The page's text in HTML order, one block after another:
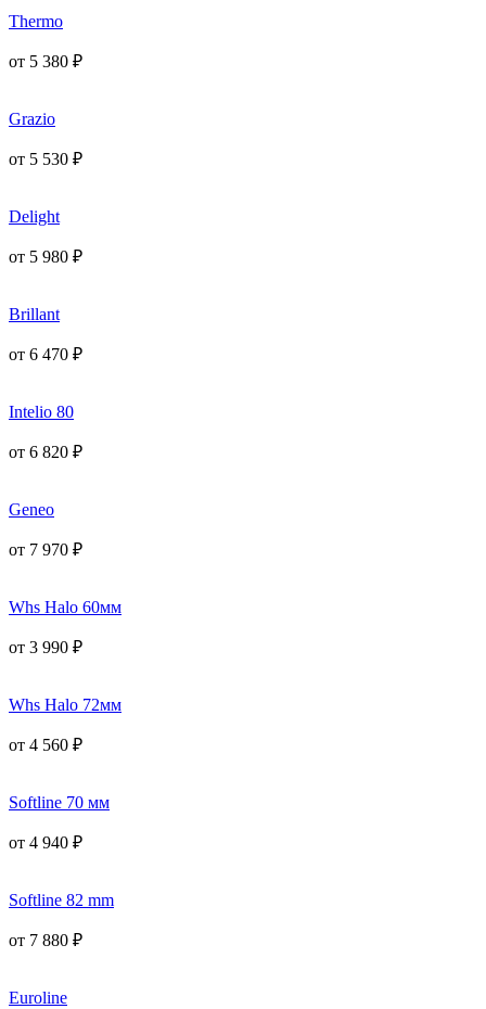
Thermo
от 5 380 ₽
Grazio
от 5 530 ₽
Delight
от 5 980 ₽
Brillant
от 6 470 ₽
Intelio 80
от 6 820 ₽
Geneo
от 7 970 ₽
Whs Halo 60мм
от 3 990 ₽
Whs Halo 72мм
от 4 560 ₽
Softline 70 мм
от 4 940 ₽
Softline 82 mm
от 7 880 ₽
Euroline